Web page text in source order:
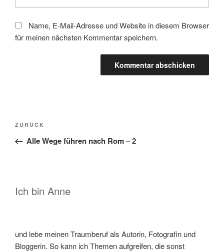
Name, E-Mail-Adresse und Website in diesem Browser
für meinen nächsten Kommentar speichern.
Beitragsnavigation
Vorheriger
Beitrag
ZURÜCK
Alle Wege führen nach Rom – 2
Ich bin Anne
und lebe meinen Traumberuf als Autorin, Fotografin und
Bloggerin. So kann ich Themen aufgreifen, die sonst